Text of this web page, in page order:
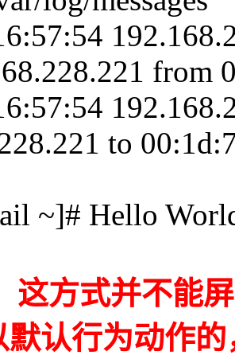
from
to
~]# Hello
这方式并不能
默认行为动作